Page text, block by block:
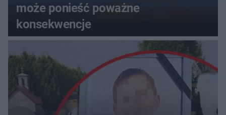
może ponieść poważne
konsekwencje